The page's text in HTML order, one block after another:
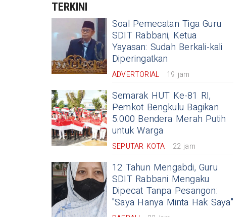
TERKINI
Soal Pemecatan Tiga Guru
SDIT Rabbani, Ketua
Yayasan: Sudah Berkali-kali
Diperingatkan
ADVERTORIAL 19 jam
Semarak HUT Ke-81 RI,
Pemkot Bengkulu Bagikan
5.000 Bendera Merah Putih
untuk Warga
SEPUTAR KOTA 22 jam
12 Tahun Mengabdi, Guru
SDIT Rabbani Mengaku
Dipecat Tanpa Pesangon:
"Saya Hanya Minta Hak Saya"